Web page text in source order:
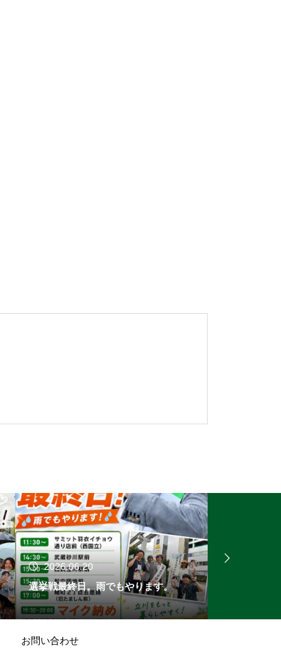
2026.06.20
選挙戦最終日。雨でもやります。
お問い合わせ